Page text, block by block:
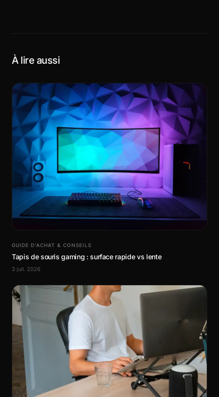
À lire aussi
GUIDE D’ACHAT & CONSEILS
Tapis de souris gaming : surface rapide vs lente
3 juil. 2026